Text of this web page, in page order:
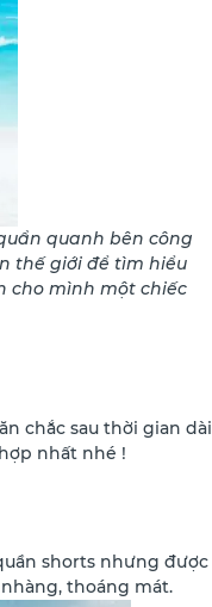
quanh bên công
thế giới để tìm hiểu
cho mình một chiếc
chắc sau thời gian dài
nhất nhé !
shorts nhưng được
thoáng mát.